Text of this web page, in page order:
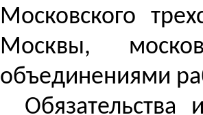
Московского
Москвы,
объединениями